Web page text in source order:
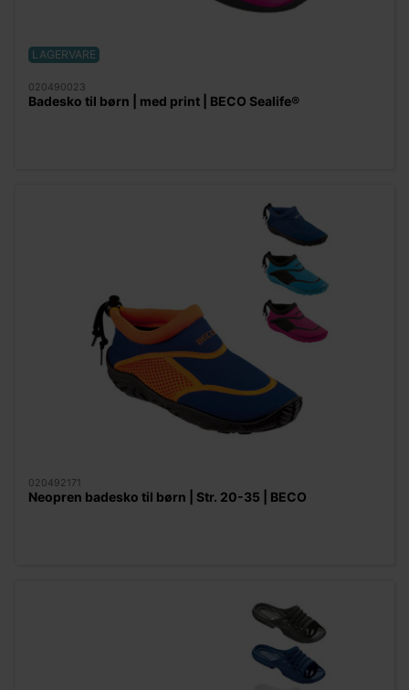
LAGERVARE
020490023
Badesko til børn | med print | BECO Sealife®
020492171
Neopren badesko til børn | Str. 20-35 | BECO